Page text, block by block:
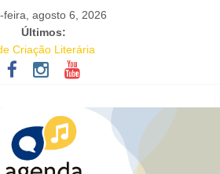
feira, agosto 6, 2026
Últimos:
Criação Literária
vem depois” reestreia na Casa Preta e
Génot debate a cultura popular como
negra será distribuído